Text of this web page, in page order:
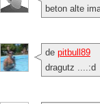
beton alte
de pitbull89
dragutz ....:d